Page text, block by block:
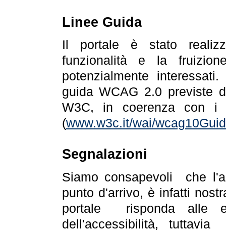
Linee Guida
Il portale è stato
funzionalità e la
potenzialmente
guida WCAG 2.0 previste
W3C, in coerenza con i
(www.w3c.it/wai/
Segnalazioni
Siamo consapevoli che
punto d'arrivo, è infatti
portale risponda alle
dell'accessibilità,